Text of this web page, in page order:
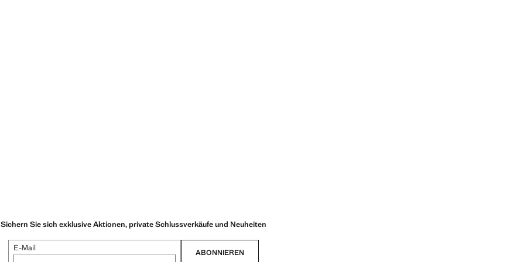
Sichern Sie sich exklusive Aktionen, private Schlussverkäufe und Neuheiten
E-Mail ABONNIEREN